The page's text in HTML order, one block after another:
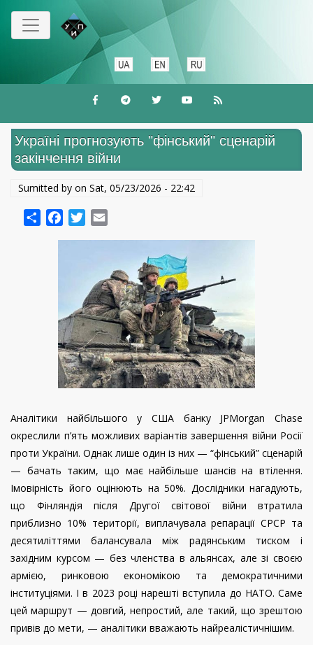
Skip
main
Україні прогнозують "фінський" сценарій
закінчення війни
Sumitted by on Sat, 05/23/2026 - 22:42
ShareFacebookTwitter
Аналітики найбільшого у США банку JPMorgan Chase
окреслили п’ять можливих варіантів завершення війни Росії
проти України. Однак лише один із них — “фінський” сценарій
— бачать таким, що має найбільше шансів на втілення.
Імовірність його оцінюють на 50%. Дослідники нагадують,
що Фінляндія після Другої світової війни втратила
приблизно 10% території, виплачувала репарації СРСР та
десятиліттями балансувала між радянським тиском і
західним курсом — без членства в альянсах, але зі своєю
армією, ринковою економікою та демократичними
інституціями. І в 2023 році нарешті вступила до НАТО. Саме
цей маршрут — довгий, непростий, але такий, що зрештою
привів до мети, — аналітики вважають найреалістичнішим.